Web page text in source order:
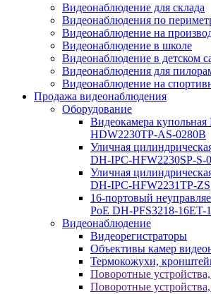
Видеонаблюдение для склада
Видеонаблюдения по
Видеонаблюдение на
Видеонаблюдение в школе
Видеонаблюдение в детском
Видеонаблюдения для
Видеонаблюдение на
Продажа видеонаблюдения
Оборудование
Видеокамера
HDW2230TP-AS-0280B
Уличная
DH-IPC-HFW2230SP-S-
Уличная
DH-IPC-HFW2231TP-ZS
16-портовый
РоЕ DH-PFS3218-16ET-
Видеонаблюдение
Видеорегистраторы
Объективы камер
Термокожухи,
Поворотные
Поворотные